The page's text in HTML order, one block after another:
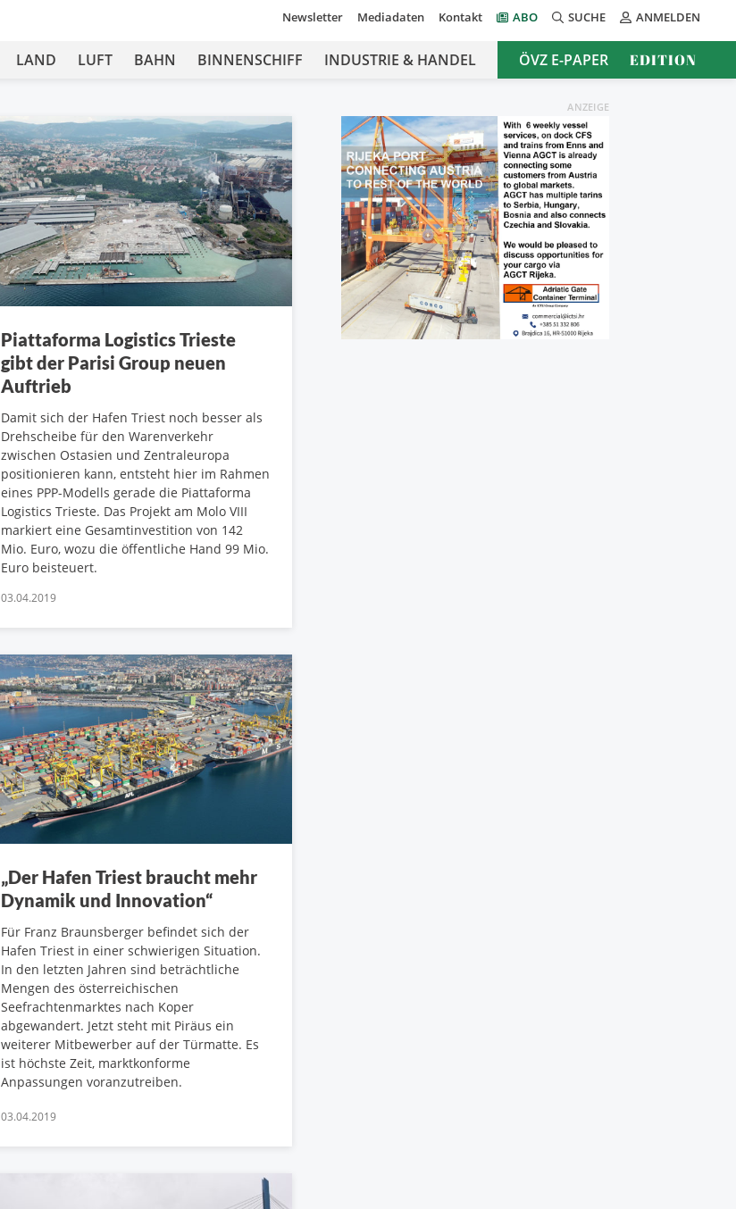
Newsletter Mediadaten Kontakt ABO SUCHE ANMELDEN
LAND LUFT BAHN BINNENSCHIFF INDUSTRIE & HANDEL ÖVZ E-PAPER EDITION
Piattaforma Logistics Trieste
gibt der Parisi Group neuen
Auftrieb
Damit sich der Hafen Triest noch besser als
Drehscheibe für den Warenverkehr
zwischen Ostasien und Zentraleuropa
positionieren kann, entsteht hier im Rahmen
eines PPP-Modells gerade die Piattaforma
Logistics Trieste. Das Projekt am Molo VIII
markiert eine Gesamtinvestition von 142
Mio. Euro, wozu die öffentliche Hand 99 Mio.
Euro beisteuert.
03.04.2019
„Der Hafen Triest braucht mehr
Dynamik und Innovation“
Für Franz Braunsberger befindet sich der
Hafen Triest in einer schwierigen Situation.
In den letzten Jahren sind beträchtliche
Mengen des österreichischen
Seefrachtenmarktes nach Koper
abgewandert. Jetzt steht mit Piräus ein
weiterer Mitbewerber auf der Türmatte. Es
ist höchste Zeit, marktkonforme
Anpassungen voranzutreiben.
03.04.2019
ANZEIGE